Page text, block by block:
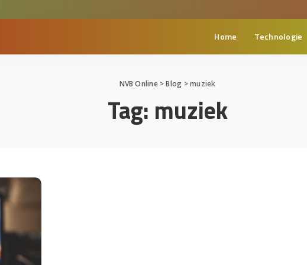
Home Technologie
NVB Online>Blog >muziek
Tag: muziek